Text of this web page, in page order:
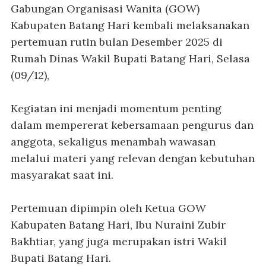
Gabungan Organisasi Wanita (GOW)
Kabupaten Batang Hari kembali melaksanakan
pertemuan rutin bulan Desember 2025 di
Rumah Dinas Wakil Bupati Batang Hari, Selasa
(09/12),
Kegiatan ini menjadi momentum penting
dalam mempererat kebersamaan pengurus dan
anggota, sekaligus menambah wawasan
melalui materi yang relevan dengan kebutuhan
masyarakat saat ini.
Pertemuan dipimpin oleh Ketua GOW
Kabupaten Batang Hari, Ibu Nuraini Zubir
Bakhtiar, yang juga merupakan istri Wakil
Bupati Batang Hari.